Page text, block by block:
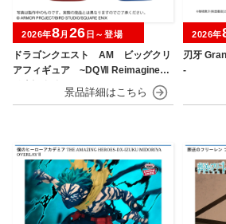
ドラゴンクエスト AM ビッグクリ
アフィギュア ~DQⅦ Reimagined
発売記念編~
2026年8月 26 日～登場
刃牙
-
2026年